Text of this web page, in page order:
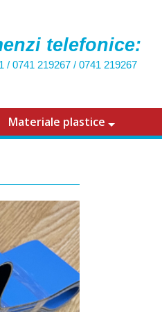
telefonice:
/ 0741 219267/ 0741 219267
Materiale plastice